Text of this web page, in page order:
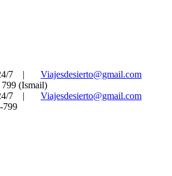
7
|
Viajesdesierto@gmail.com
(Ismail)
7
|
Viajesdesierto@gmail.com
799